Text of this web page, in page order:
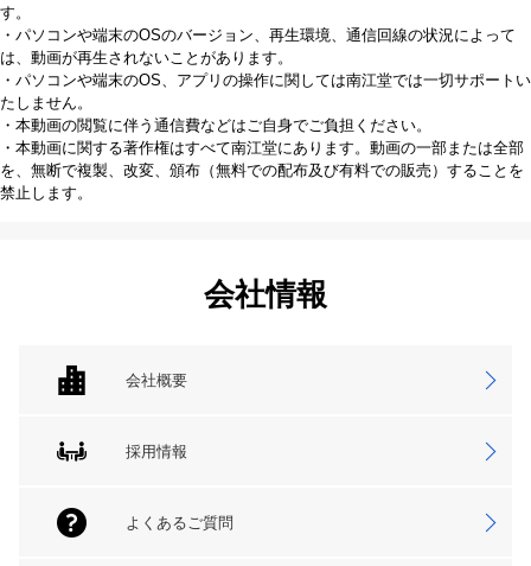
す。
・パソコンや端末のOSのバージョン、再生環境、通信回線の状況によって
は、動画が再生されないことがあります。
・パソコンや端末のOS、アプリの操作に関しては南江堂では一切サポートい
たしません。
・本動画の閲覧に伴う通信費などはご自身でご負担ください。
・本動画に関する著作権はすべて南江堂にあります。動画の一部または全部
を、無断で複製、改変、頒布（無料での配布及び有料での販売）することを
禁止します。
会社情報
会社概要
採用情報
よくあるご質問